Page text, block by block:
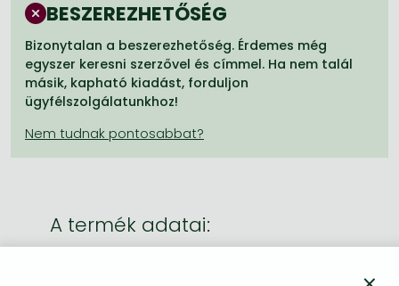
Frieren manga
Bleach manga
One-Punch Man manga
BESZEREZHETŐSÉG
Bizonytalan a beszerezhetőség. Érdemes még
egyszer keresni szerzővel és címmel. Ha nem talál
másik, kapható kiadást, forduljon
ügyfélszolgálatunkhoz!
A termék adatai: